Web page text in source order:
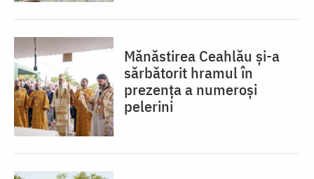
Mănăstirea Ceahlău și-a
sărbătorit hramul în
prezența a numeroși
pelerini